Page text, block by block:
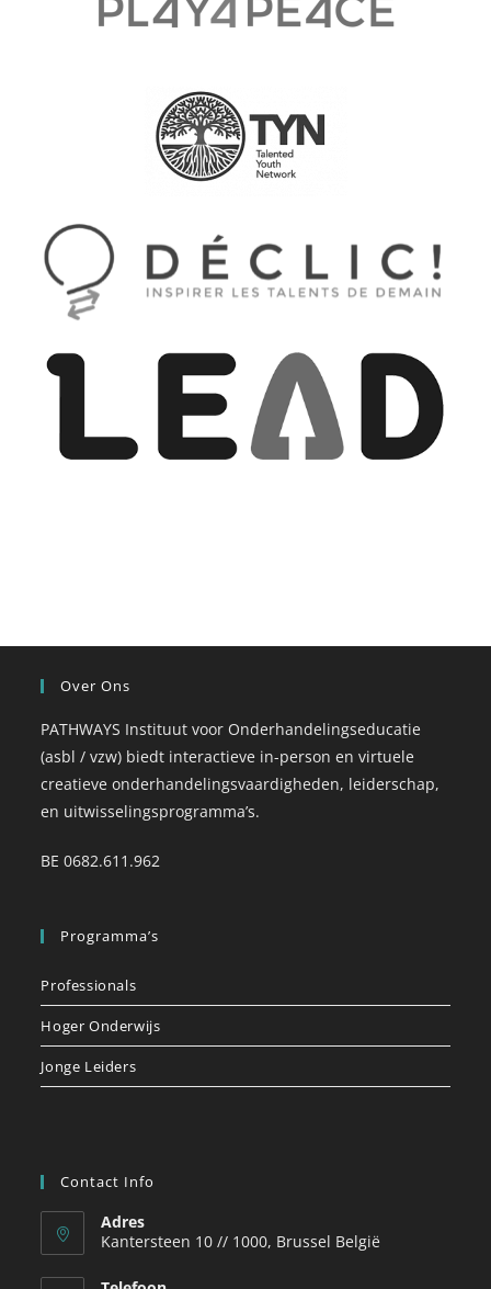
Over Ons
PATHWAYS Instituut voor Onderhandelingseducatie
(asbl / vzw) biedt interactieve in-person en virtuele
creatieve onderhandelingsvaardigheden, leiderschap,
en uitwisselingsprogramma’s.
BE 0682.611.962
Programma’s
Professionals
Hoger Onderwijs
Jonge Leiders
Contact Info
Adres
Kantersteen 10 // 1000, Brussel België